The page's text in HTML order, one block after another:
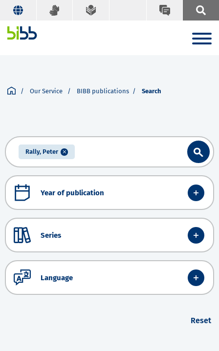
Our Service BIBB publications Search
Rally, Peter
Year of publication
Series
Language
Reset